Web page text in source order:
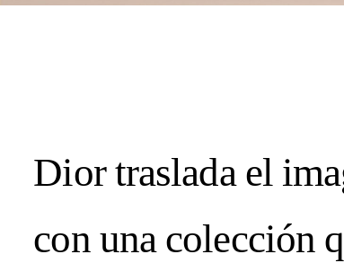
BEAUTY OF
Dior traslada el
con una colección